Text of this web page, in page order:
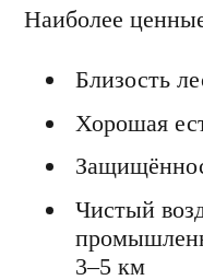
Наиболее
Близость
Хорошая
Чистый
3–5 км